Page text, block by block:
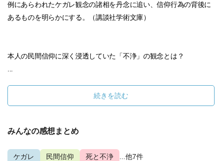
例にあらわれたケガレ観念の諸相を丹念に追い、信仰行為の背後に
あるものを明らかにする。（講談社学術文庫）
本人の民間信仰に深く浸透していた「不浄」の観念とは？
続きを読む
みんなの感想まとめ
ケガレ 民間信仰 死と不浄 ...他7件